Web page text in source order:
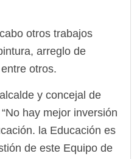
otros trabajos
arreglo de
otros.
y concejal de
hay mejor inversión
la Educación es
de este Equipo de